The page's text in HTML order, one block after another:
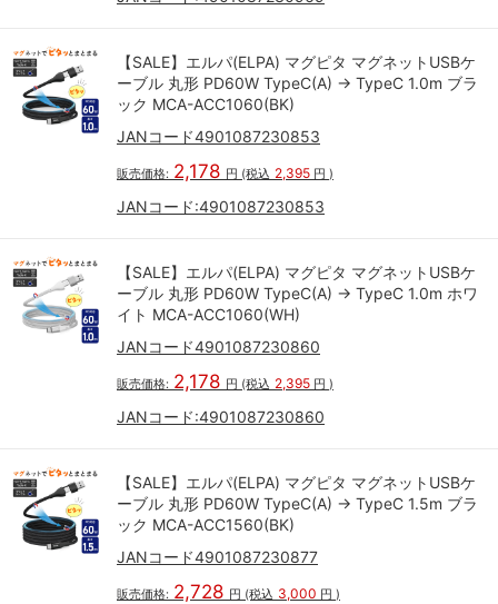
【SALE】エルパ(ELPA) マグピタ マグネットUSBケ
ーブル 丸形 PD60W TypeC(A) → TypeC 1.0m ブラ
ック MCA-ACC1060(BK)
JANコード4901087230853
販売価格: 2,178 円 (税込 2,395 円 )
JANコード:4901087230853
【SALE】エルパ(ELPA) マグピタ マグネットUSBケ
ーブル 丸形 PD60W TypeC(A) → TypeC 1.0m ホワ
イト MCA-ACC1060(WH)
JANコード4901087230860
販売価格: 2,178 円 (税込 2,395 円 )
JANコード:4901087230860
【SALE】エルパ(ELPA) マグピタ マグネットUSBケ
ーブル 丸形 PD60W TypeC(A) → TypeC 1.5m ブラ
ック MCA-ACC1560(BK)
JANコード4901087230877
販売価格: 2,728 円 (税込 3,000 円 )